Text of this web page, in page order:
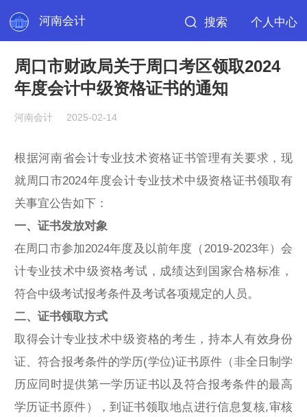
河南会计 搜索 个人中心
周口市财政局关于周口考区领取2024
年度会计中级资格证书的通知
河南会计 2025-02-14
根据河南省会计专业技术资格证书管理有关要求，现
就周口市2024年度会计专业技术中级资格证书领取有
关事宜公告如下：
一、证书发放对象
在周口市参加2024年度及以前年度（2019-2023年）会
计专业技术中级资格考试，成绩达到国家合格标准，
符合中级考试报考条件及考试各项规定的人员。
二、证书领取方式
取得会计专业技术中级资格的考生，持本人有效身份
证、符合报考条件的学历(学位)证书原件（非全日制学
历应同时提供第一学历证书以及符合报考条件的最高
学历证书原件），到证书领取地点进行信息复核,审核